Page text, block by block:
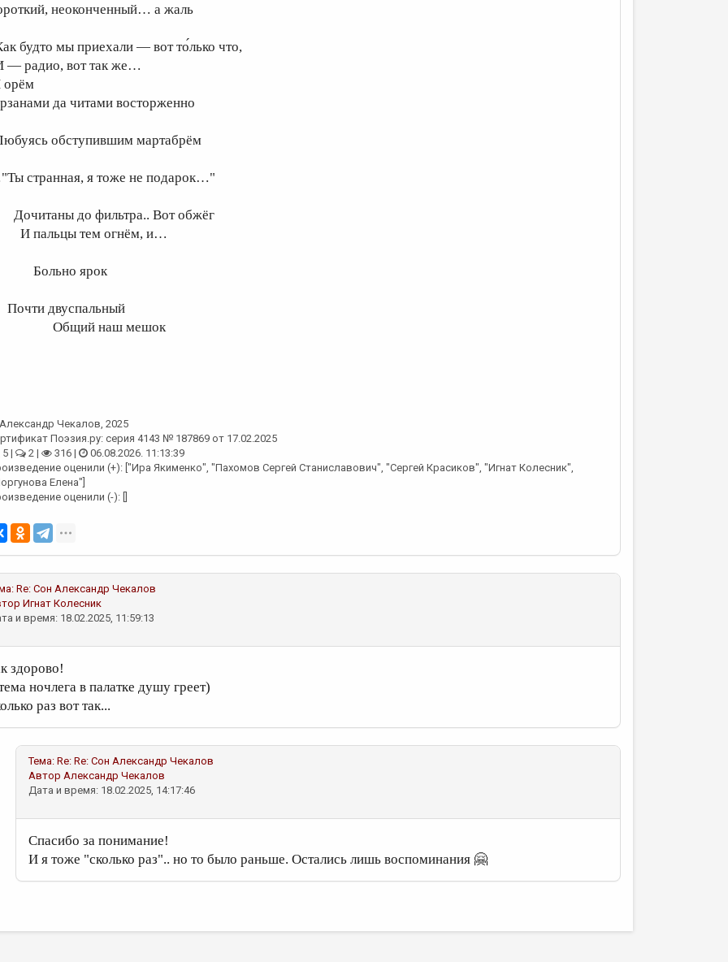
неоконченный… а жаль
будто мы приехали — вот то́лько что,
— радио, вот так же…
орём
да читами восторженно
обступившим мартабрём
странная, я тоже не подарок…"
до фильтра.. Вот обжёг
пальцы тем огнём, и…
ярок
двуспальный
наш мешок
Александр Чекалов , 2025
Поэзия.ру: серия 4143 № 187869 от 17.02.2025
5 |
2 | 316 |
06.08.2026. 11:13:39
оценили (+): ["Ира Якименко", "Пахомов Сергей Станиславович", "Сергей Красиков", "Игнат Колесник",
Елена"]
оценили (-): []
Re: Сон Александр Чекалов
Игнат Колесник
и время: 18.02.2025, 11:59:13
здорово!
ночлега в палатке душу греет)
раз вот так...
Тема: Re: Re: Сон Александр Чекалов
Автор Александр Чекалов
Дата и время: 18.02.2025, 14:17:46
Спасибо за понимание!
И я тоже "сколько раз".. но то было раньше. Остались лишь воспоминания 🤗